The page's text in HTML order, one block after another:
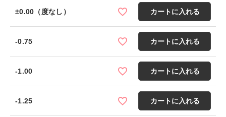
±0.00（度なし） カートに入れる
-0.75 カートに入れる
-1.00 カートに入れる
-1.25 カートに入れる